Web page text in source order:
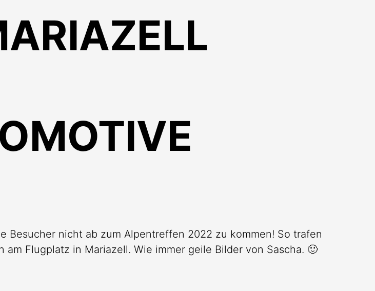
Besucher nicht ab zum Alpentreffen 2022 zu kommen! So trafen
Flugplatz in Mariazell. Wie immer geile Bilder von Sascha. 🙂